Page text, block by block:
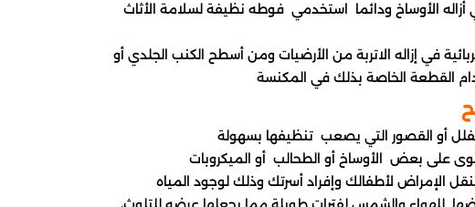
القطعة الخاصة بذلك في المكنسة
أو القصور التي يصعب تنظيفها بسهولة
على بعض الأوساخ أو الطحالب أو الميكروبات
الإمراض لأطفالك وإفراد أسرتك وذلك لوجود المياه